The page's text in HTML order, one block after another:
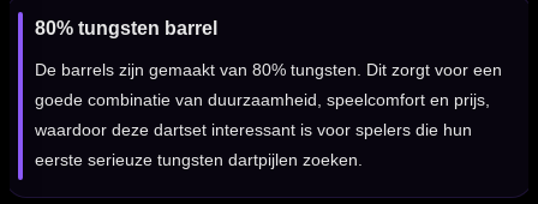
80% tungsten barrel
De barrels zijn gemaakt van 80% tungsten. Dit zorgt voor een
goede combinatie van duurzaamheid, speelcomfort en prijs,
waardoor deze dartset interessant is voor spelers die hun
eerste serieuze tungsten dartpijlen zoeken.